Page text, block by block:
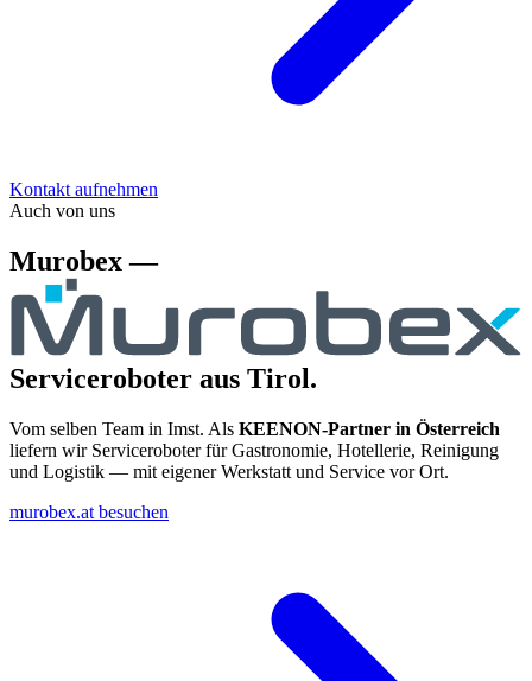
Kontakt aufnehmen
Auch von uns
Murobex —
Serviceroboter aus Tirol.
Vom selben Team in Imst. Als KEENON-Partner in Österreich
liefern wir Serviceroboter für Gastronomie, Hotellerie, Reinigung
und Logistik — mit eigener Werkstatt und Service vor Ort.
murobex.at besuchen